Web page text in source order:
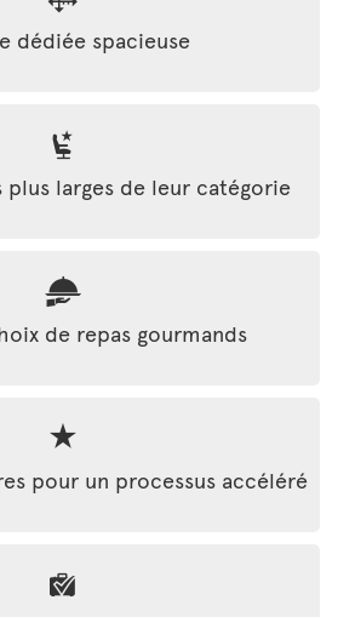
dédiée spacieuse
plus larges de leur catégorie
de repas gourmands
pour un processus accéléré